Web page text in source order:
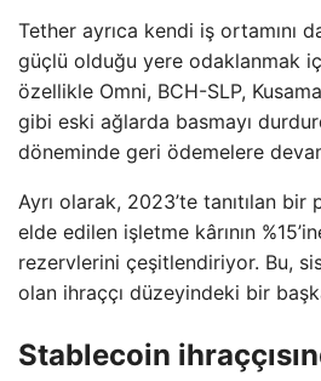
Tether ayrıca kendi iş ortamını
güçlü olduğu yere odaklanmak
özellikle Omni, BCH-SLP,
gibi eski ağlarda basmayı
döneminde geri ödemelere
Ayrı olarak, 2023’te tanıtılan
elde edilen işletme kârının
rezervlerini çeşitlendiriyor. Bu,
olan ihraççı düzeyindeki bir
Stablecoin